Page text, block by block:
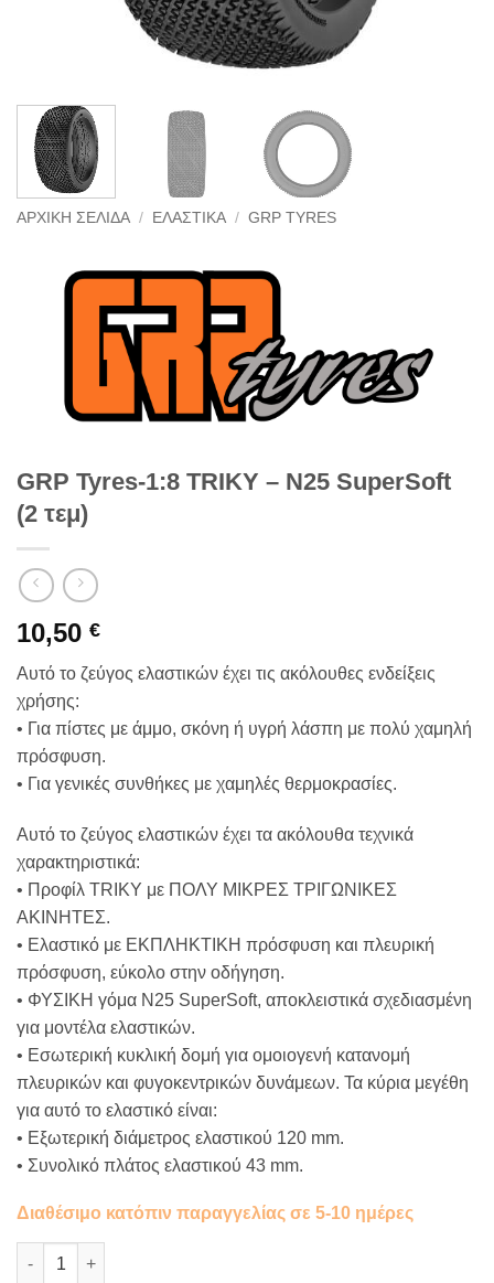
ΑΡΧΙΚΉ ΣΕΛΊΔΑ / ΕΛΑΣΤΙΚΆ / GRP TYRES
GRP Tyres-1:8 TRIKY – N25 SuperSoft
(2 τεμ)
10,50 €
Αυτό το ζεύγος ελαστικών έχει τις ακόλουθες ενδείξεις
χρήσης:
• Για πίστες με άμμο, σκόνη ή υγρή λάσπη με πολύ χαμηλή
πρόσφυση.
• Για γενικές συνθήκες με χαμηλές θερμοκρασίες.
Αυτό το ζεύγος ελαστικών έχει τα ακόλουθα τεχνικά
χαρακτηριστικά:
• Προφίλ TRIKY με ΠΟΛΥ ΜΙΚΡΕΣ ΤΡΙΓΩΝΙΚΕΣ
ΑΚΙΝΗΤΕΣ.
• Ελαστικό με ΕΚΠΛΗΚΤΙΚΗ πρόσφυση και πλευρική
πρόσφυση, εύκολο στην οδήγηση.
• ΦΥΣΙΚΗ γόμα N25 SuperSoft, αποκλειστικά σχεδιασμένη
για μοντέλα ελαστικών.
• Εσωτερική κυκλική δομή για ομοιογενή κατανομή
πλευρικών και φυγοκεντρικών δυνάμεων. Τα κύρια μεγέθη
για αυτό το ελαστικό είναι:
• Εξωτερική διάμετρος ελαστικού 120 mm.
• Συνολικό πλάτος ελαστικού 43 mm.
Διαθέσιμο κατόπιν παραγγελίας σε 5-10 ημέρες
GRP Tyres-1:8 TRIKY – N25 SuperSoft (2 τεμ) ποσότητα